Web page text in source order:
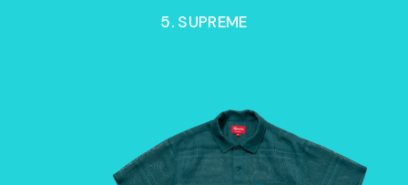
5. SUPREME